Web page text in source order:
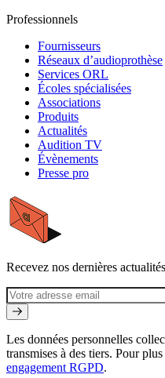
Professionnels
Fournisseurs
Réseaux d’audioprothèse
Services ORL
Écoles spécialisées
Associations
Produits
Actualités
Audition TV
Évènements
Presse pro
Recevez nos dernières
Les données personnelles
transmises à des tiers. Pour
engagement RGPD.